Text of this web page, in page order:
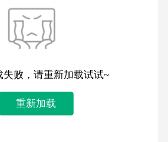
失败，请重新加载试试~
重新加载